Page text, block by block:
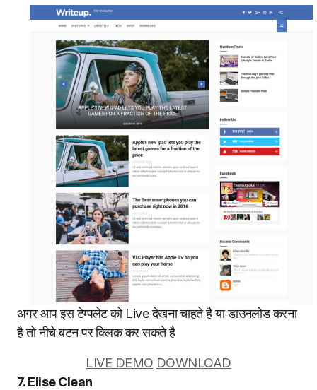
अगर आप इस टेम्पलेट को Live देखना चाहते है या डाउनलोड करना
है तो नीचे बटन पर क्लिक कर सकते है
LIVE DEMO DOWNLOAD
7. Elise Clean